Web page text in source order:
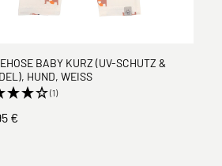
BABY KURZ (UV-SCHUTZ &
HUND, WEISS
(1)
€